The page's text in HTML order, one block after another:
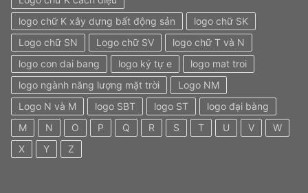
logo chữ K xây dựng bất động sản
logo chữ SK
Logo chữ SN
Logo chữ SV
logo chữ T và N
logo con dai bang
logo ký tự e
logo mat troi
logo ngành năng lượng mặt trời
Logo NM
Logo N và M
logo SBT logo ST
logo đại bàng
M
N O P Q R S T U V
W
X
Y Z